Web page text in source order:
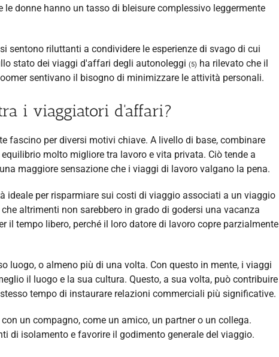
donne hanno un tasso di bleisure complessivo leggermente
sentono riluttanti a condividere le esperienze di svago di cui
stato dei viaggi d'affari degli autonoleggi (5) ha rilevato che il
sentivano il bisogno di minimizzare le attività personali.
i viaggiatori d'affari?
fascino per diversi motivi chiave. A livello di base, combinare
molto migliore tra lavoro e vita privata. Ciò tende a
maggiore sensazione che i viaggi di lavoro valgano la pena.
ideale per risparmiare sui costi di viaggio associati a un viaggio
altrimenti non sarebbero in grado di godersi una vacanza
il tempo libero, perché il loro datore di lavoro copre parzialmente
o almeno più di una volta. Con questo in mente, i viaggi
il luogo e la sua cultura. Questo, a sua volta, può contribuire
tempo di instaurare relazioni commerciali più significative.
un compagno, come un amico, un partner o un collega.
di isolamento e favorire il godimento generale del viaggio.